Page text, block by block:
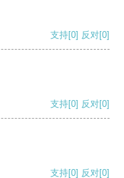
支持[0] 反对[0]
支持[0] 反对[0]
支持[0] 反对[0]